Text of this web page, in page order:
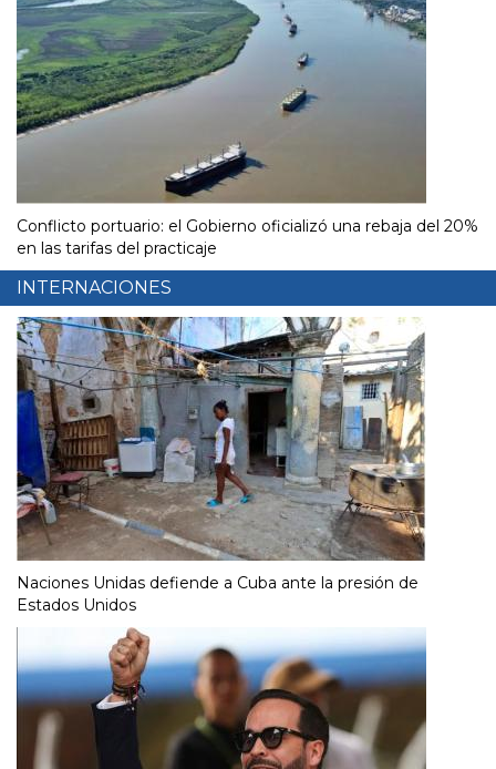
Conflicto portuario: el Gobierno oficializó una rebaja del 20%
en las tarifas del practicaje
INTERNACIONES
Naciones Unidas defiende a Cuba ante la presión de
Estados Unidos